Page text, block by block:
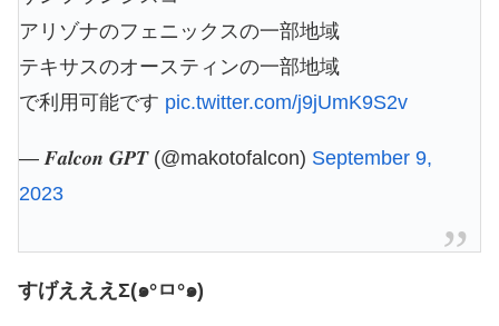
アリゾナのフェニックスの一部地域
テキサスのオースティンの一部地域
で利用可能です pic.twitter.com/j9jUmK9S2v
— 𝑭𝒂𝒍𝒄𝒐𝒏 𝑮𝑷𝑻 (@makotofalcon) September 9,
2023
すげえええΣ(๑°ㅁ°๑)